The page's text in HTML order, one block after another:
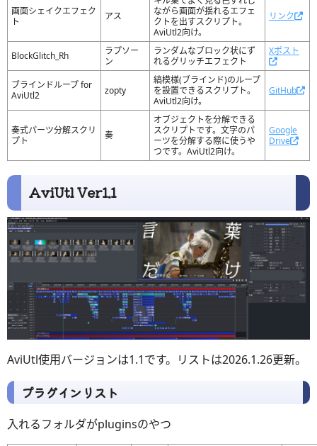
画面シェイクエフェク
ト
アス
ながら画面が揺れるエフェ
クトを出すスクリプト。
AviUtl2向け。
リンク
BlockGlitch_Rh
ラプソー
ン
ランダムなブロック状にず
れるグリッチエフェクト
Xポスト
ブラインドループ for
AviUtl2
zopty
縞模様(ブラインド)のループ
を設置できるスクリプト。
AviUtl2向け。
GitHub
奏式パーツ分解スクリ
プト
奏
オブジェクトを分解できる
スクリプトです。文字のパ
ーツを分解する際に使うや
つです。AviUtl2向け。
Google
Drive
AviUtl Ver1.1
AviUtl使用バージョンは1.1です。リストは2026.1.26更新。
プラグインリスト
入れるフォルダがpluginsのやつ